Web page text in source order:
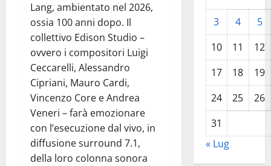
Lang, ambientato nel 2026,
ossia 100 anni dopo. Il
collettivo Edison Studio –
ovvero i compositori Luigi
Ceccarelli, Alessandro
Cipriani, Mauro Cardi,
Vincenzo Core e Andrea
Veneri – farà emozionare
con l’esecuzione dal vivo, in
diffusione surround 7.1,
della loro colonna sonora
3 4
5
10
11
12
17
18
19
24
25
26
31
« Lug